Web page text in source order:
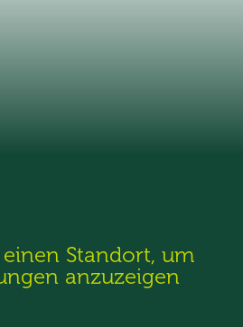
Standort, um
anzuzeigen